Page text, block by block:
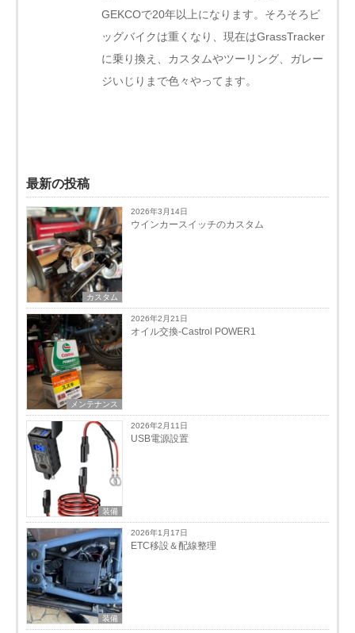
GEKCOで20年以上になります。そろそろビ
ッグバイクは重くなり、現在はGrassTracker
に乗り換え、カスタムやツーリング、ガレー
ジいじりまで色々やってます。
最新の投稿
カスタム
2026年3月14日
ウインカースイッチのカスタム
メンテナンス
2026年2月21日
オイル交換-Castrol POWER1
装備
2026年2月11日
USB電源設置
装備
2026年1月17日
ETC移設＆配線整理